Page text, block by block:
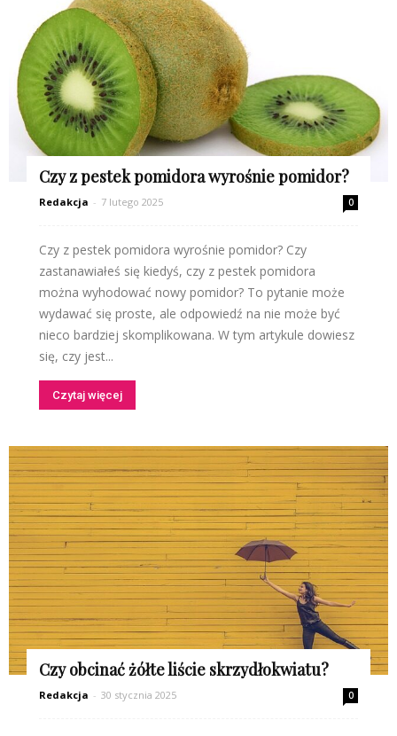
Czy z pestek pomidora wyrośnie pomidor?
Redakcja - 7 lutego 2025 0
Czy z pestek pomidora wyrośnie pomidor? Czy
zastanawiałeś się kiedyś, czy z pestek pomidora
można wyhodować nowy pomidor? To pytanie może
wydawać się proste, ale odpowiedź na nie może być
nieco bardziej skomplikowana. W tym artykule dowiesz
się, czy jest...
Czytaj więcej
Czy obcinać żółte liście skrzydłokwiatu?
Redakcja - 30 stycznia 2025 0